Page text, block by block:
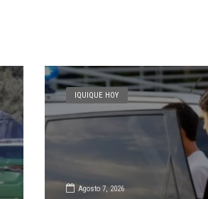
IQUIQUE HOY
Agosto 7, 2026